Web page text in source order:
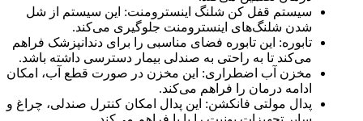
سیستم قفل کن شلنگ اینسترومنت: این سیستم از شل
شدن شلنگ‌های اینسترومنت جلوگیری می‌کند.
تابوره: این تابوره فضای مناسبی را برای دندانپزشک فراهم
می‌کند تا به راحتی به صندلی بیمار دسترسی داشته باشد.
مخزن آب اضطراری: این مخزن در صورت قطع آب، امکان
ادامه درمان را فراهم می‌کند.
پدال مولتی فانکشن: این پدال امکان کنترل صندلی، چراغ و